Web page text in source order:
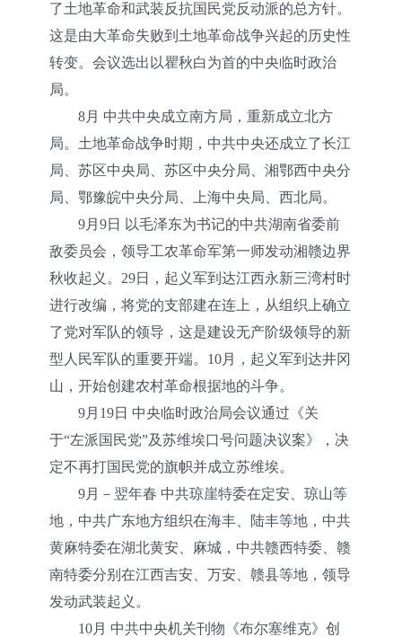
了土地革命和武装反抗国民党反动派的总方针。
这是由大革命失败到土地革命战争兴起的历史性
转变。会议选出以瞿秋白为首的中央临时政治
局。
8月 中共中央成立南方局，重新成立北方
局。土地革命战争时期，中共中央还成立了长江
局、苏区中央局、苏区中央分局、湘鄂西中央分
局、鄂豫皖中央分局、上海中央局、西北局。
9月9日 以毛泽东为书记的中共湖南省委前
敌委员会，领导工农革命军第一师发动湘赣边界
秋收起义。29日，起义军到达江西永新三湾村时
进行改编，将党的支部建在连上，从组织上确立
了党对军队的领导，这是建设无产阶级领导的新
型人民军队的重要开端。10月，起义军到达井冈
山，开始创建农村革命根据地的斗争。
9月19日 中央临时政治局会议通过《关
于“左派国民党”及苏维埃口号问题决议案》，决
定不再打国民党的旗帜并成立苏维埃。
9月－翌年春 中共琼崖特委在定安、琼山等
地，中共广东地方组织在海丰、陆丰等地，中共
黄麻特委在湖北黄安、麻城，中共赣西特委、赣
南特委分别在江西吉安、万安、赣县等地，领导
发动武装起义。
10月 中共中央机关刊物《布尔塞维克》创